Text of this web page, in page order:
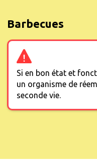
Barbecues
Si en bon état et
un organisme de
seconde vie.